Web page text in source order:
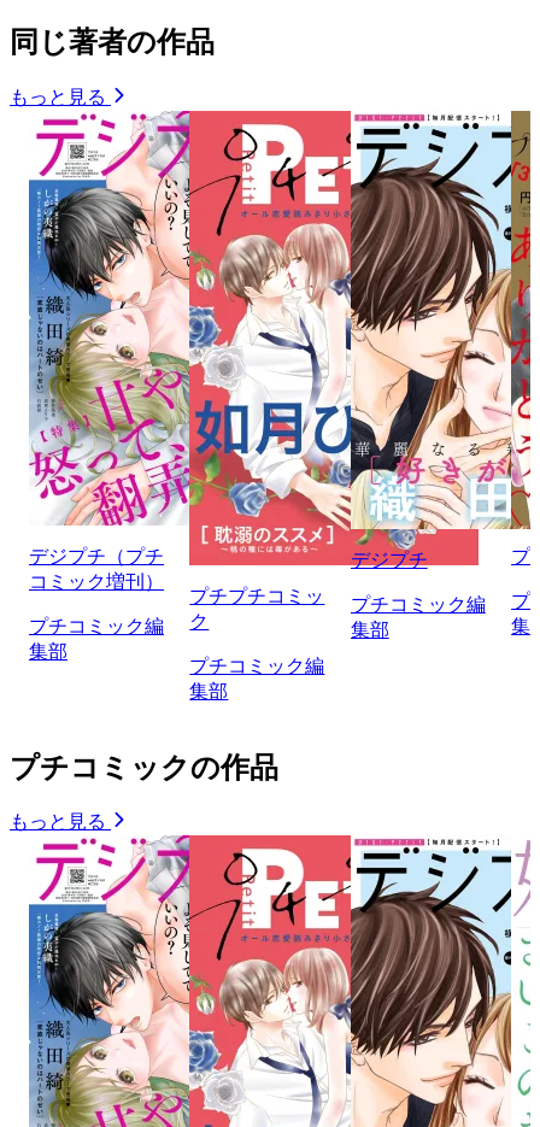
同じ著者の作品
もっと見る
デジプチ（プチ
コミック増刊）
プチコミック編
集部
プチプチコミッ
ク
プチコミック編
集部
デジプチ
プチコミック編
集部
プ
プ
集
プチコミックの作品
もっと見る